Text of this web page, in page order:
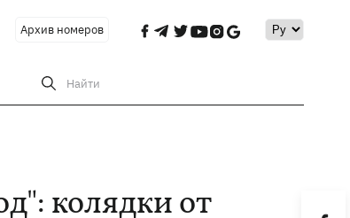
Архив номеров
Найти
колядки от